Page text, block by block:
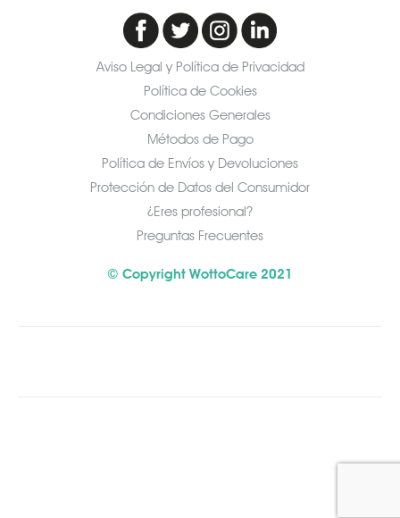
Aviso Legal y Política de Privacidad
Política de Cookies
Condiciones Generales
Métodos de Pago
Política de Envíos y Devoluciones
Protección de Datos del Consumidor
¿Eres profesional?
Preguntas Frecuentes
© Copyright WottoCare 2021